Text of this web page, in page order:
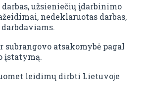
darbas, užsieniečių įdarbinimo
nedeklaruotas darbas,
darbdaviams.
subrangovo atsakomybė pagal
įstatymą.
leidimų dirbti Lietuvoje